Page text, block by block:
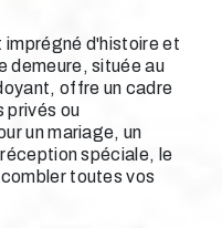
imprégné d'histoire et
demeure, située au
offre un cadre
privés ou
un mariage, un
spéciale, le
toutes vos